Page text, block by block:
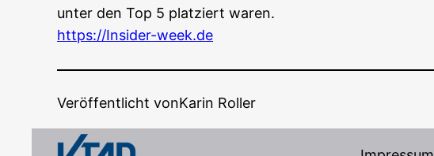
unter den Top 5 plat­ziert waren.
https://Insider-week.de
Veröffentlicht vonKarin Roller